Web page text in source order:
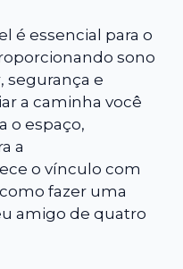
é essencial para o
sono
segurança e
a caminha você
o espaço,
a
o vínculo com
fazer uma
amigo de quatro